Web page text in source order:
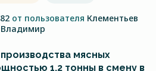
от пользователя Клементьев
Владимир
мясных
1,2 тонны в смену в